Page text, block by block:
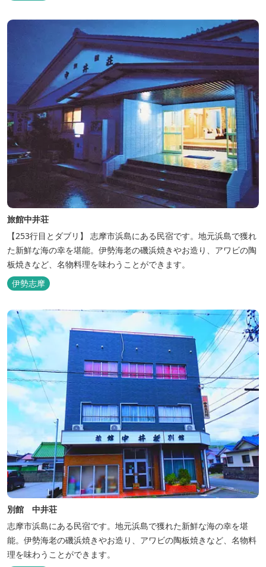
旅館中井荘
【253行目とダブリ】 志摩市浜島にある民宿です。地元浜島で獲れ
た新鮮な海の幸を堪能。伊勢海老の磯浜焼きやお造り、アワビの陶
板焼きなど、名物料理を味わうことができます。
伊勢志摩
別館 中井荘
志摩市浜島にある民宿です。地元浜島で獲れた新鮮な海の幸を堪
能。伊勢海老の磯浜焼きやお造り、アワビの陶板焼きなど、名物料
理を味わうことができます。